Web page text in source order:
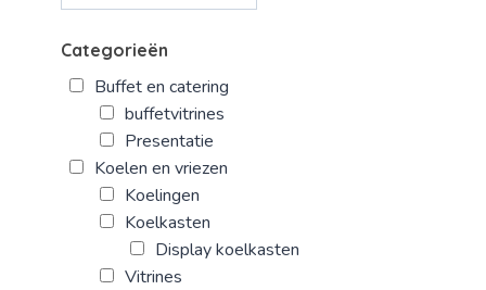
Categorieën
Buffet en catering
buffetvitrines
Presentatie
Koelen en vriezen
Koelingen
Koelkasten
Display koelkasten
Vitrines